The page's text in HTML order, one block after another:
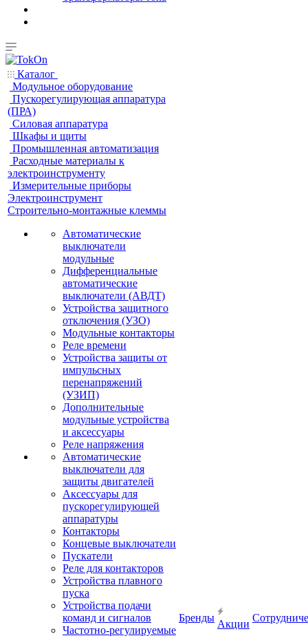
Каталог
Модульное оборудование
Пускорегулирующая аппаратура
(ПРА)
Силовая аппаратура
Шкафы и щиты
Промышленная автоматизация
Расходные материалы к
электроинструменту
Измерительные приборы
Электроинструмент
Строительно-монтажные клеммы
Автоматические
выключатели
модульные
Дифференциальные
автоматические
выключатели (АВДТ)
Устройства защитного
отключения (УЗО)
Модульные контакторы
Реле времени
Устройства защиты от
импульсных
перенапряжений
(УЗИП)
Дополнительные
модульные устройства
и аксессуары
Реле напряжения
Автоматические
выключатели для
защиты двигателей
Аксессуары для
пускорегулирующей
аппаратуры
Контакторы
Концевые выключатели
Пускатели
Реле для контакторов
Устройства плавного
пуска
Устройства подачи
команд и сигналов
Частотно-регулируемые
Бренды
Акции